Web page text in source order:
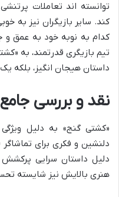
توانسته اند تعاملات
کند. سایر بازیگران نیز به
کدام به نوبه خود به عمق و
تیم بازیگری قدرتمند، به
داستان هیجان انگیز، بلکه
نقد و بررسی
«کشتی گنج» به دلیل
دلنشین و فکری برای
دلیل داستان سرایی
هنری بالایش نیز شایسته